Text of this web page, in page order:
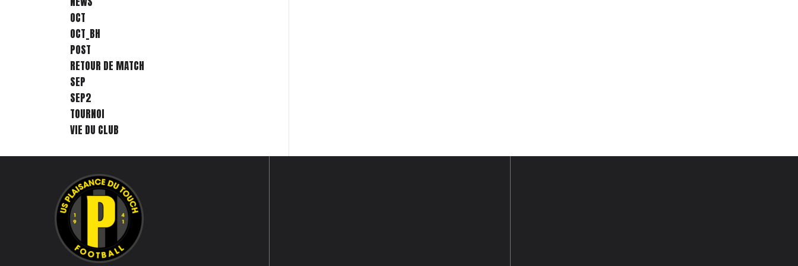
OCT
OCT_BH
POST
RETOUR DE MATCH
SEP
SEP2
TOURNOI
VIE DU CLUB